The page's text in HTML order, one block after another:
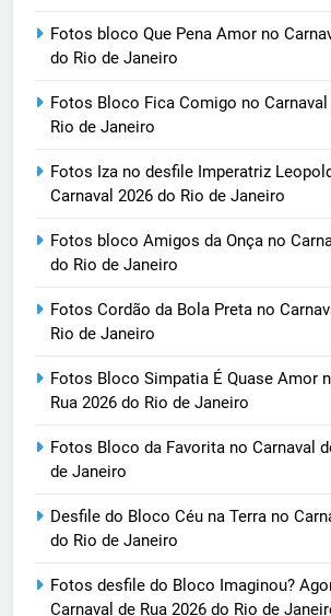
Fotos bloco Que Pena Amor no
do Rio de Janeiro
Fotos Bloco Fica Comigo no Carnaval
Rio de Janeiro
Fotos Iza no desfile Imperatriz
Carnaval 2026 do Rio de Janeiro
Fotos bloco Amigos da Onça no
do Rio de Janeiro
Fotos Cordão da Bola Preta no
Rio de Janeiro
Fotos Bloco Simpatia É Quase Amor
Rua 2026 do Rio de Janeiro
Fotos Bloco da Favorita no Carnaval
de Janeiro
Desfile do Bloco Céu na Terra no
do Rio de Janeiro
Fotos desfile do Bloco Imaginou?
Carnaval de Rua 2026 do Rio de